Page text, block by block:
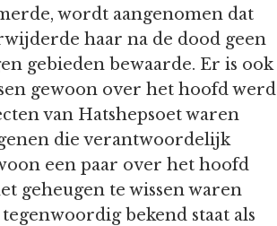
wordt aangenomen dat
haar na de dood geen
gebieden bewaarde. Er is ook
gewoon over het hoofd werd
van Hatshepsoet waren
die verantwoordelijk
een paar over het hoofd
geheugen te wissen waren
bekend staat als